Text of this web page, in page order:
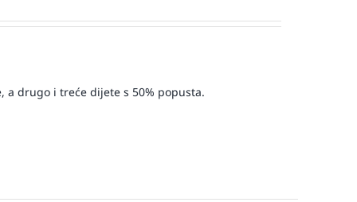
drugo i treće dijete s 50% popusta.